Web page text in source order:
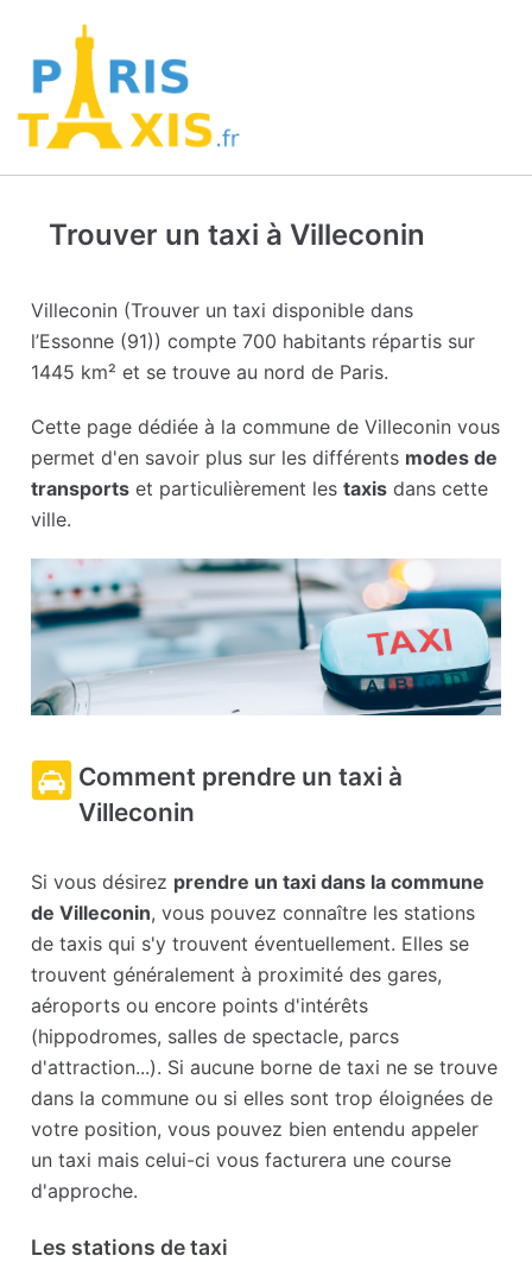
Trouver un taxi à Villeconin
Villeconin (Trouver un taxi disponible dans
l’Essonne (91)) compte 700 habitants répartis sur
1445 km² et se trouve au nord de Paris.
Cette page dédiée à la commune de Villeconin vous
permet d'en savoir plus sur les différents modes de
transports et particulièrement lestaxis dans cette
ville.
Comment prendre un taxi à
Villeconin
Si vous désirez prendre un taxi dans la commune
de Villeconin, vous pouvez connaître les stations
de taxis qui s'y trouvent éventuellement. Elles se
trouvent généralement à proximité des gares,
aéroports ou encore points d'intérêts
(hippodromes, salles de spectacle, parcs
d'attraction...). Si aucune borne de taxi ne se trouve
dans la commune ou si elles sont trop éloignées de
votre position, vous pouvez bien entendu appeler
un taxi mais celui-ci vous facturera une course
d'approche.
Les stations de taxi